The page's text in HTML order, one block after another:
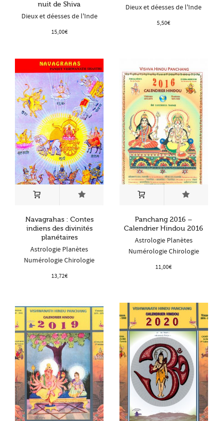
nuit de Shiva
Dieux et déesses de l'Inde
15,00€
Dieux et déesses de l'Inde
5,50€
Navagrahas : Contes
indiens des divinités
planétaires
Astrologie Planètes
Numérologie Chirologie
13,72€
Panchang 2016 –
Calendrier Hindou 2016
Astrologie Planètes
Numérologie Chirologie
11,00€